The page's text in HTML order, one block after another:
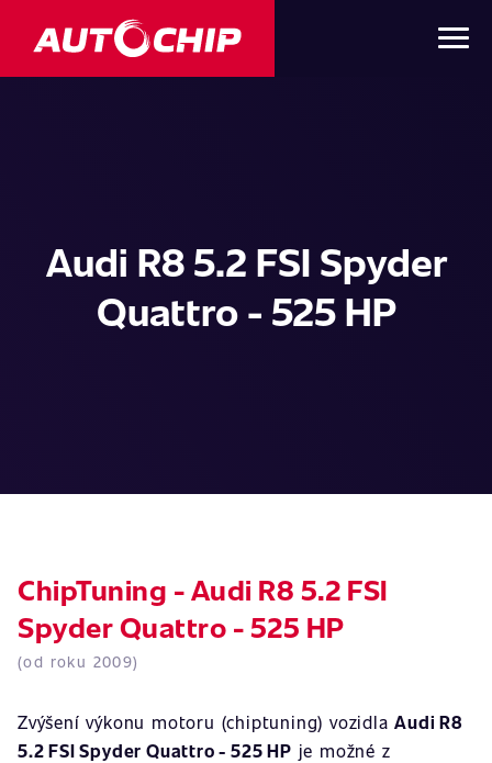
Audi R8 5.2 FSI Spyder
Quattro - 525 HP
ChipTuning - Audi R8 5.2 FSI
Spyder Quattro - 525 HP
(od roku 2009)
Zvýšení výkonu motoru (chiptuning) vozidlaAudi R8
5.2 FSI Spyder Quattro - 525 HP je možné z